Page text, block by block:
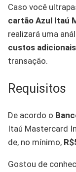
Caso você
cartão Azul Itaú
realizará uma
custos adicionais
transação.
Requisitos
De acordo o
Itaú Mastercard
de, no mínimo,
Gostou de